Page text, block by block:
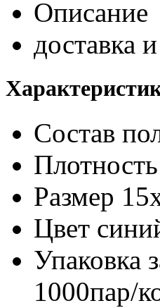
Описание
доставка
Состав
Плотность
Размер
Цвет
Упаковка
1000пар/